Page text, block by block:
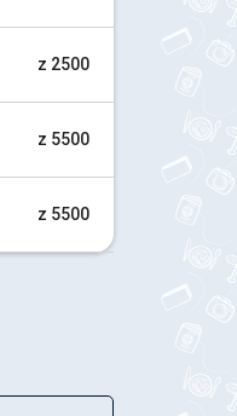
z 2500
z 5500
z 5500